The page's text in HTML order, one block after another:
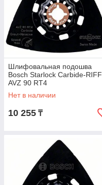
Шлифовальная подошва
Bosch Starlock Carbide-RIFF
AVZ 90 RT4
Нет в наличии
10 255 ₸